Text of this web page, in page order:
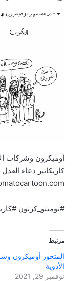
أوميكرون وشركات
كاريكاتير دعاء العدل
#توميتو_كرتون
مرتبط
المتحور أوميكرون
الأدوية
نوفمبر 29, 2021